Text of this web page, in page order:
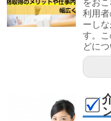
をお
利用
ーし
す。
どに